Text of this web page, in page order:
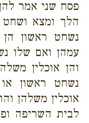
פסח שני אמר
הלך ומצא
נשחט ראשון הן
עמהן ואם שלו
והן אוכלין
נשחט ראשון
אוכלין משלהן
לבית השריפה